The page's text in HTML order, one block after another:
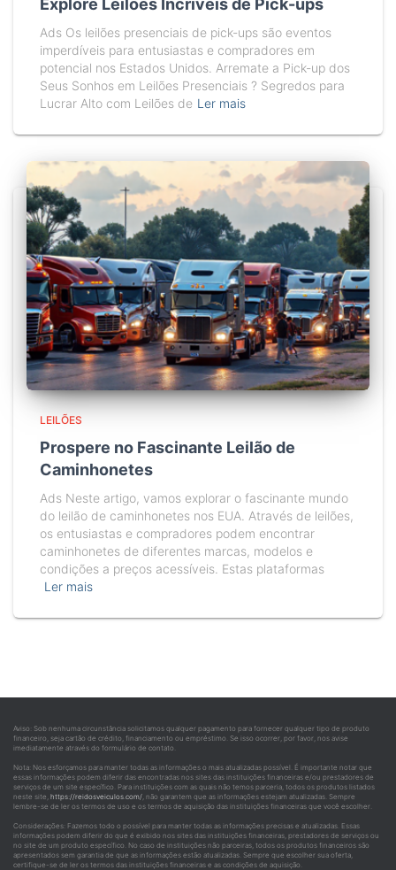
Explore Leilões Incríveis de Pick-ups
Ads Os leilões presenciais de pick-ups são eventos
imperdíveis para entusiastas e compradores em
potencial nos Estados Unidos. Arremate a Pick-up dos
Seus Sonhos em Leilões Presenciais ? Segredos para
Lucrar Alto com Leilões de Ler mais
LEILÕES
Prospere no Fascinante Leilão de
Caminhonetes
Ads Neste artigo, vamos explorar o fascinante mundo
do leilão de caminhonetes nos EUA. Através de leilões,
os entusiastas e compradores podem encontrar
caminhonetes de diferentes marcas, modelos e
condições a preços acessíveis. Estas plataformas
Ler mais
Aviso: Sob nenhuma circunstância solicitamos qualquer pagamento para fornecer qualquer tipo de produto
financeiro, seja cartão de crédito, financiamento ou empréstimo. Se isso ocorrer, por favor, nos avise
imediatamente através do formulário de contato.
Nota: Nos esforçamos para manter todas as informações o mais atualizadas possível. É importante notar que
essas informações podem diferir das encontradas nos sites das instituições financeiras e/ou prestadores de
serviços de um site específico. Para instituições com as quais não temos parceria, todos os produtos listados
neste site, https://reidosveiculos.com/, não garantem que as informações estejam atualizadas. Sempre
lembre-se de ler os termos de uso e os termos de aquisição das instituições financeiras que você escolher.
Considerações: Fazemos todo o possível para manter todas as informações precisas e atualizadas. Essas
informações podem diferir do que é exibido nos sites das instituições financeiras, prestadores de serviços ou
no site de um produto específico. No caso de instituições não parceiras, todos os produtos financeiros são
apresentados sem garantia de que as informações estão atualizadas. Sempre que escolher sua oferta,
certifique-se de ler os termos das instituições financeiras e as condições de aquisição.